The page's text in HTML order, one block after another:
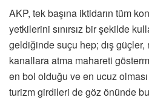
AKP, tek başına iktidarın tüm
yetkilerini sınırsız bir şekilde
geldiğinde suçu hep; dış
kanallara atma mahareti
en bol olduğu ve en ucuz
turizm girdileri de göz önünde